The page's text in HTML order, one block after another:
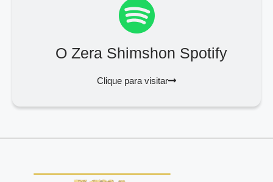
O Zera Shimshon Spotify
Clique para visitar